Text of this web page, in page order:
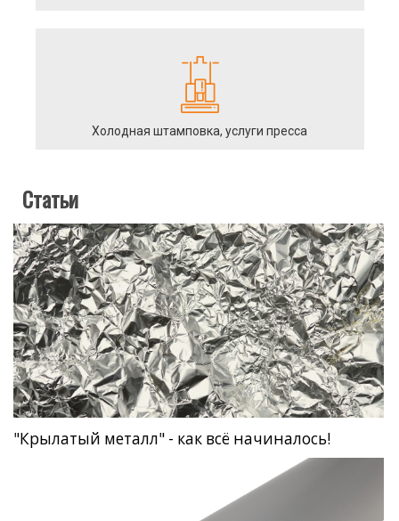
Холодная штамповка, услуги пресса
Статьи
"Крылатый металл" - как всё начиналось!